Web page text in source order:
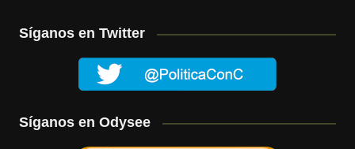
Síganos en Twitter
Síganos en Odysee